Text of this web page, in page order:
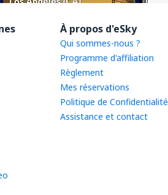
À propos d'eSky
Qui sommes-nous ?
Programme d'affiliation
Règlement
Mes réservations
Politique de Confidentialité
Assistance et contact